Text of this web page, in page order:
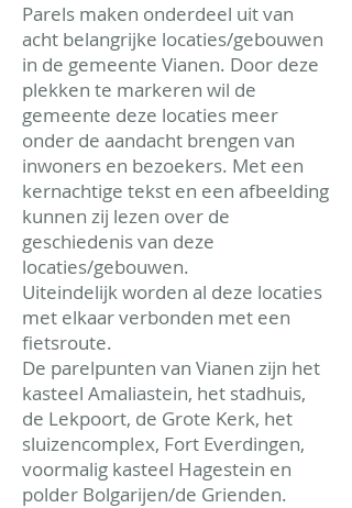
Parels maken onderdeel uit van
acht belangrijke locaties/gebouwen
in de gemeente Vianen. Door deze
plekken te markeren wil de
gemeente deze locaties meer
onder de aandacht brengen van
inwoners en bezoekers. Met een
kernachtige tekst en een afbeelding
kunnen zij lezen over de
geschiedenis van deze
locaties/gebouwen.
Uiteindelijk worden al deze locaties
met elkaar verbonden met een
fietsroute.
De parelpunten van Vianen zijn het
kasteel Amaliastein, het stadhuis,
de Lekpoort, de Grote Kerk, het
sluizencomplex, Fort Everdingen,
voormalig kasteel Hagestein en
polder Bolgarijen/de Grienden.